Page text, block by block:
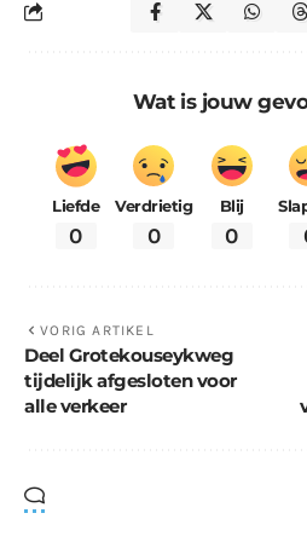
Wat is jouw
Liefde
0
Verdrietig
0
Blij
0
VORIG ARTIKEL
Deel Grotekouseykweg
tijdelijk afgesloten voor
alle verkeer